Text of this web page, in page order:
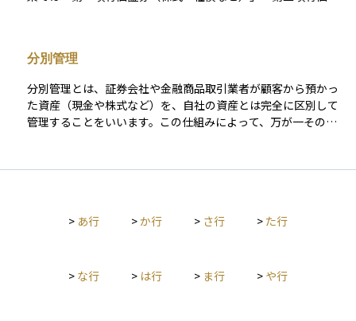
家が実物の証券を受け取る場面はほとんどありません。 有価証
券は、大きく ①資金調達・投資対象としての証券 と ②決済・
信用補完を目的とする証券 に分けられます。前者には株式、社
債、国債、投資信託受益証券、ETF（Exchange Traded Fund
〈上場投資信託〉）などが含まれ、保有者は配当金や利息、値
得られるリターンを期待して取得します。その価格は市場の需
給、金利水準、発行体の信用力などで日々変動するため、価格
5％の申告分離課税がかかり、上場株式や公募投信は時価評価が
分別管理
分別管理とは、証券会社や金融商品取引業者が顧客から預かっ
た資産（現金や株式など）を、自社の資産とは完全に区別して
管理することをいいます。この仕組みによって、万が一その業
す。 たとえば、投資信託や株式取引などを行う際、投資家が預
取引法で義務づけられており、投資家の信頼を確保するための
理の第一歩となります。
> あ行 >か行 > さ行 > た行
> な行 > は行 > ま行 > や行